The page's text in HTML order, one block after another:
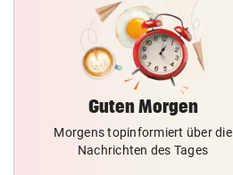
Guten Morgen
Morgens topinformiert über die
Nachrichten des Tages